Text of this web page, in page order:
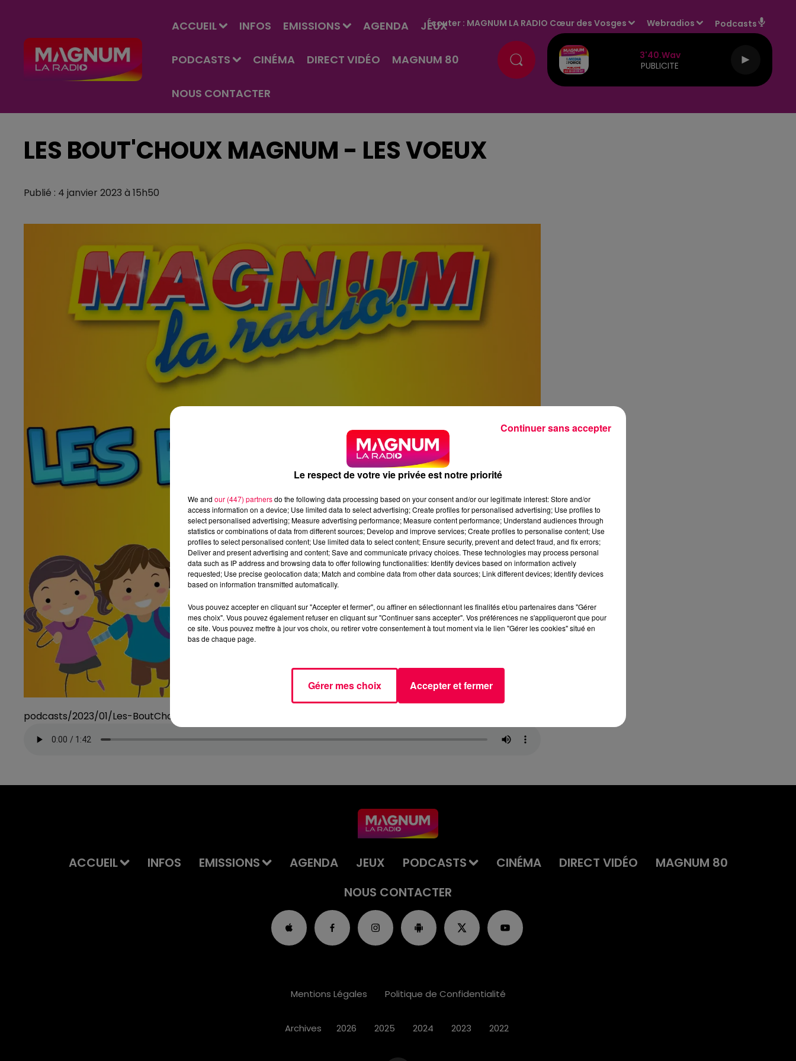
ACCUEIL INFOS EMISSIONS AGENDA JEUX
PODCASTS CINÉMA DIRECT VIDÉO MAGNUM 80
NOUS CONTACTER
Écouter : MAGNUM LA RADIO Cœur des Vosges Webradios Podcasts
3'40.wav
PUBLICITE
LES BOUT'CHOUX MAGNUM - LES VOEUX
Publié : 4 janvier 2023 à 15h50
podcasts/2023/01/Les-BoutChoux-Voeux.mp3
ACCUEIL INFOS EMISSIONS AGENDA JEUX PODCASTS CINÉMA DIRECT VIDÉO
MAGNUM 80
NOUS CONTACTER
Mentions Légales Politique de Confidentialité
Archives 2026 2025 2024 2023 2022
Le respect de votre vie privée est notre priorité
We and our (447) partnersdo the following data processing based on your consent and/or our legitimate interest: Store and/or
access information on a device; Use limited data to select advertising; Create profiles for personalised advertising; Use profiles to
select personalised advertising; Measure advertising performance; Measure content performance; Understand audiences through
statistics or combinations of data from different sources; Develop and improve services; Create profiles to personalise content; Use
profiles to select personalised content; Use limited data to select content; Ensure security, prevent and detect fraud, and fix errors;
Deliver and present advertising and content; Save and communicate privacy choices. These technologies may process personal
data such as IP address and browsing data to offer following functionalities: Identify devices based on information actively
requested; Use precise geolocation data; Match and combine data from other data sources; Link different devices; Identify devices
based on information transmitted automatically.
Vous pouvez accepter en cliquant sur "Accepter et fermer", ou affiner en sélectionnant les finalités et/ou partenaires dans "Gérer
mes choix". Vous pouvez également refuser en cliquant sur "Continuer sans accepter". Vos préférences ne s'appliqueront que pour
ce site. Vous pouvez mettre à jour vos choix, ou retirer votre consentement à tout moment via le lien "Gérer les cookies" situé en
bas de chaque page.
Gérer mes choix Accepter et fermer
Continuer sans accepter